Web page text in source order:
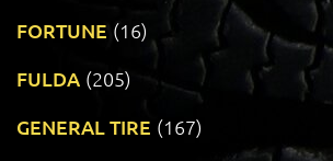
FORTUNE (16)
FULDA (205)
GENERAL TIRE (167)